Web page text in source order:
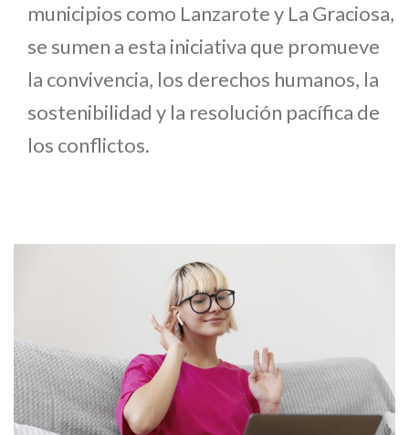
municipios como Lanzarote y La Graciosa,
se sumen a esta iniciativa que promueve
la convivencia, los derechos humanos, la
sostenibilidad y la resolución pacífica de
los conflictos.